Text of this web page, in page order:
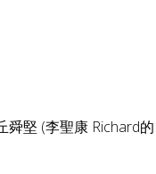
舜堅 (李聖康 Richard的